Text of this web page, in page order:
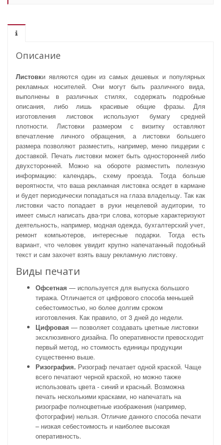
Описание
Листовки являются один из самых дешевых и популярных
рекламных носителей. Они могут быть различного вида,
выполнены в различных стилях, содержать подробные
описания, либо лишь красивые общие фразы. Для
изготовления листовок используют бумагу средней
плотности. Листовки размером с визитку оставляют
впечатление личного обращения, а листовки большего
размера позволяют разместить, например, меню пиццерии с
доставкой. Печать листовки может быть односторонней либо
двухсторонней. Можно на обороте разместить полезную
информацию: календарь, схему проезда. Тогда больше
вероятности, что ваша рекламная листовка осядет в кармане
и будет периодически попадаться на глаза владельцу. Так как
листовки часто попадает в руки нецелевой аудитории, то
имеет смысл написать два-три слова, которые характеризуют
деятельность, например, модная одежда, бухгалтерский учет,
ремонт компьютеров, интересные подарки. Тогда есть
вариант, что человек увидит крупно напечатанный подобный
текст и сам захочет взять вашу рекламную листовку.
Виды печати
Офсетная — используется для выпуска большого
тиража. Отличается от цифрового способа меньшей
себестоимостью, но более долгим сроком
изготовления. Как правило, от 3 дней до недели.
Цифровая — позволяет создавать цветные листовки
эксклюзивного дизайна. По оперативности превосходит
первый метод, но стоимость единицы продукции
существенно выше.
Ризография. Ризограф печатает одной краской. Чаще
всего печатают черной краской, но можно также
использовать цвета - синий и красный. Возможна
печать несколькими красками, но напечатать на
ризографе полноцветные изображения (например,
фотографии) нельзя. Отличие данного способа печати
– низкая себестоимость и наиболее высокая
оперативность.